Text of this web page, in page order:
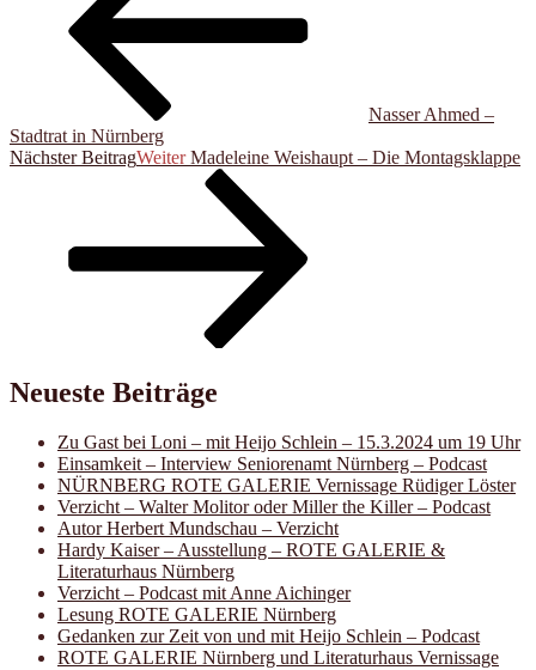
Nasser Ahmed –
Stadtrat in Nürnberg
Nächster BeitragWeiter Madeleine Weishaupt – Die Montagsklappe
Neueste Beiträge
Zu Gast bei Loni – mit Heijo Schlein – 15.3.2024 um 19 Uhr
Einsamkeit – Interview Seniorenamt Nürnberg – Podcast
NÜRNBERG ROTE GALERIE Vernissage Rüdiger Löster
Verzicht – Walter Molitor oder Miller the Killer – Podcast
Autor Herbert Mundschau – Verzicht
Hardy Kaiser – Ausstellung – ROTE GALERIE &
Literaturhaus Nürnberg
Verzicht – Podcast mit Anne Aichinger
Lesung ROTE GALERIE Nürnberg
Gedanken zur Zeit von und mit Heijo Schlein – Podcast
ROTE GALERIE Nürnberg und Literaturhaus Vernissage